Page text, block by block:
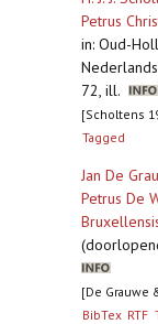
Petrus
in: Oud-
72, ill.
[Scholtens
Tagged
Jan De
Petrus De
[De Grauwe
BibTex RTF